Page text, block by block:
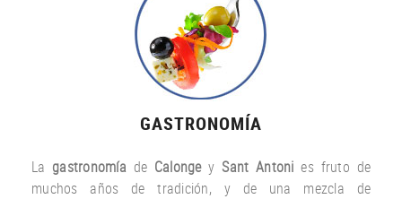
GASTRONOMÍA
La gastronomía de Calongey Sant Antoni es fruto de
muchos años
de tradición, y de una mezcla
de